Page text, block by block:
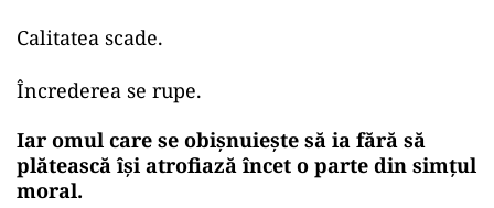
Calitatea scade.
Încrederea se rupe.
Iar omul care se obișnuiește să ia fără să
plătească își atrofiază încet o parte din simțul
moral.